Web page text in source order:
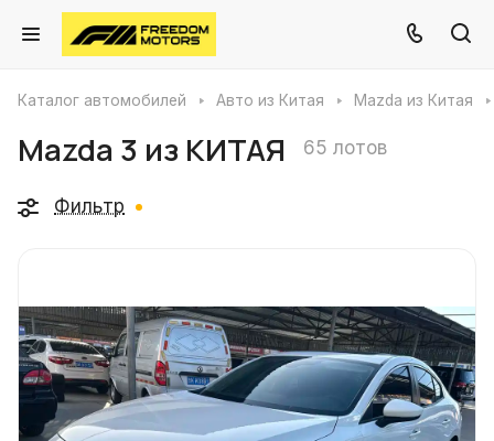
Каталог автомобилей Авто из Китая Mazda из Китая
Mazda 3 из КИТАЯ 65 лотов
Фильтр